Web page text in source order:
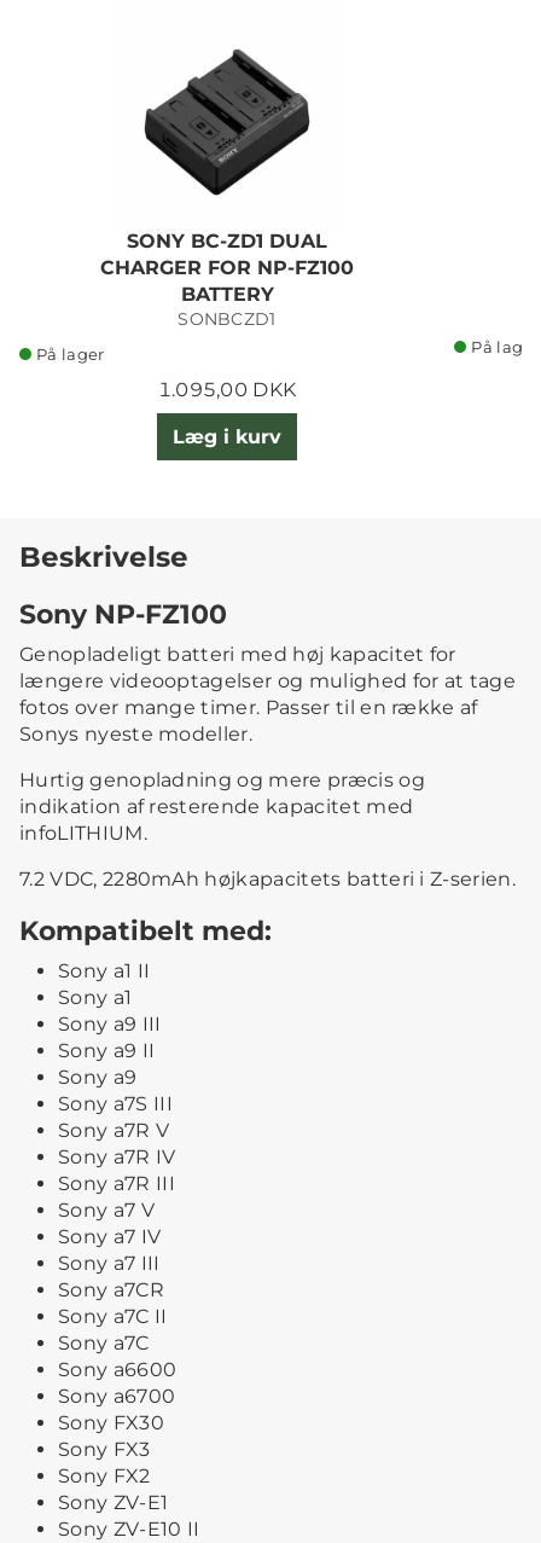
SONY BC-ZD1 DUAL
CHARGER FOR NP-FZ100
BATTERY
SONBCZD1
På lager
1.095,00 DKK
Læg i kurv
På lager
Beskrivelse
Sony NP-FZ100
Genopladeligt batteri med høj kapacitet for
længere videooptagelser og mulighed for at tage
fotos over mange timer. Passer til en række af
Sonys nyeste modeller.
Hurtig genopladning og mere præcis og
indikation af resterende kapacitet med
infoLITHIUM.
7.2 VDC, 2280mAh højkapacitets batteri i Z-serien.
Kompatibelt med:
Sony a1 II
Sony a1
Sony a9 III
Sony a9 II
Sony a9
Sony a7S III
Sony a7R V
Sony a7R IV
Sony a7R III
Sony a7 V
Sony a7 IV
Sony a7 III
Sony a7CR
Sony a7C II
Sony a7C
Sony a6600
Sony a6700
Sony FX30
Sony FX3
Sony FX2
Sony ZV-E1
Sony ZV-E10 II